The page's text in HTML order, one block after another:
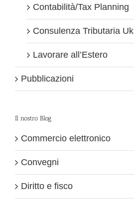
Contabilità/Tax Planning
Consulenza Tributaria Uk
Lavorare all’Estero
Pubblicazioni
Il nostro Blog
Commercio elettronico
Convegni
Diritto e fisco